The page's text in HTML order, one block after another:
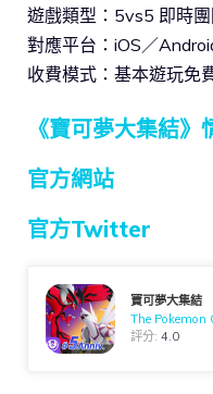
遊戲類型：5vs5 即時
對應平台：iOS／
收費模式：基本遊玩免
《寶可夢大集結》
官方網站
官方Twitter
寶可夢大集結
The Pokemon
評分:4.0